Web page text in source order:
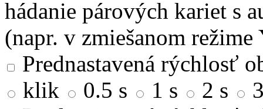
hádanie párových kariet s
(napr. v zmiešanom režime
Prednastavená rýchlosť
klik
0.5 s 1 s 2 s